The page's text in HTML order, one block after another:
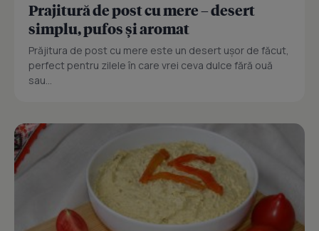
Prajitură de post cu mere – desert
simplu, pufos și aromat
Prăjitura de post cu mere este un desert ușor de făcut,
perfect pentru zilele în care vrei ceva dulce fără ouă
sau...